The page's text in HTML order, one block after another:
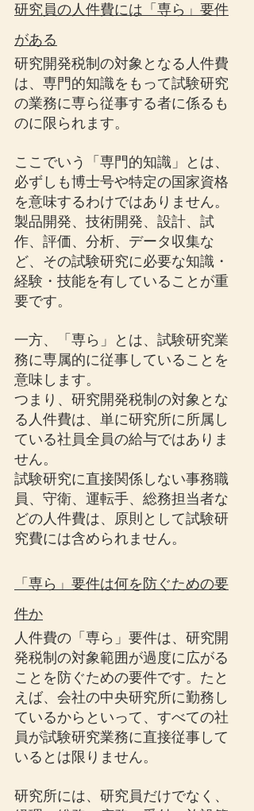
研究員の人件費には「専ら」要件
がある
研究開発税制の対象となる人件費
は、専門的知識をもって試験研究
の業務に専ら従事する者に係るも
のに限られます。
ここでいう「専門的知識」とは、
必ずしも博士号や特定の国家資格
を意味するわけではありません。
製品開発、技術開発、設計、試
作、評価、分析、データ収集な
ど、その試験研究に必要な知識・
経験・技能を有していることが重
要です。
一方、「専ら」とは、試験研究業
務に専属的に従事していることを
意味します。
つまり、研究開発税制の対象とな
る人件費は、単に研究所に所属し
ている社員全員の給与ではありま
せん。
試験研究に直接関係しない事務職
員、守衛、運転手、総務担当者な
どの人件費は、原則として試験研
究費には含められません。
「専ら」要件は何を防ぐための要
件か
人件費の「専ら」要件は、研究開
発税制の対象範囲が過度に広がる
ことを防ぐための要件です。たと
えば、会社の中央研究所に勤務し
ているからといって、すべての社
員が試験研究業務に直接従事して
いるとは限りません。
研究所には、研究員だけでなく、